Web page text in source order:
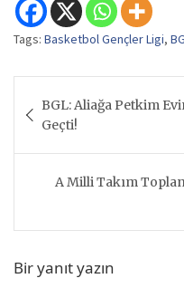
Tags: Basketbol Gençler Ligi,
gezinmesi
BGL: Aliağa Petkim
Geçti!
A Milli Takım
Bir yanıt yazın